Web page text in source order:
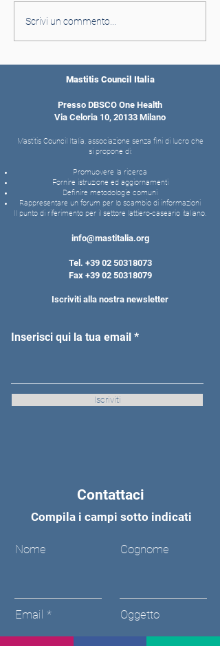
Scrivi un commento...
Mastitis Council Italia
Presso DBSCO One Health
Via Celoria 10, 20133 Milano
Mastitis Council Italia, associazione senza fini di lucro che
si propone di:
Promuovere la ricerca
Fornire istruzione ed aggiornamenti
Definire metodologie comuni
Rappresentare un forum per lo scambio di informazioni
Il punto di riferimento per il settore lattiero-caseario italiano.
info@mastitalia.org
Tel. +39 02 50318073
Fax +39 02 50318079
Iscriviti alla nostra newsletter
Inserisci qui la tua email
Iscriviti
Contattaci
Compila i campi sotto indicati
Nome
Email
Cognome
Oggetto